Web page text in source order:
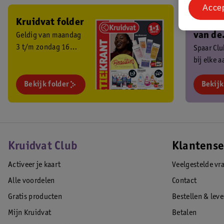
Kruidvat folder
Geldig van maandag
3 t/m zondag 16
Bekijk folder
Ben
van de
Club?
Spaar
bij elke
Kruidvat Club
Activeer je kaart
Alle voordelen
Gratis producten
Mijn Kruidvat
Veelgestelde
Contact
Bestellen &
Betalen